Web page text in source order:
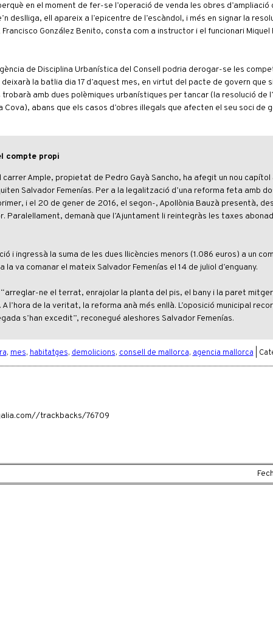
en el moment de fer-se l’operació de venda les obres d’ampliació
ell apareix a l’epicentre de l’escàndol, i més en signar la
González Benito, consta com a instructor i el funcionari Miquel
de Disciplina Urbanística del Consell podria derogar-se les
la batlia dia 17 d’aquest mes, en virtut del pacte de govern que
amb dues polèmiques urbanístiques per tancar (la resolució de
abans que els casos d’obres il·legals que afecten el seu soci de
compte propi
carrer Ample, propietat de Pedro Gayà Sancho, ha afegit un nou capítol
Salvador Femenías. Per a la legalització d’una reforma feta amb
i el 20 de gener de 2016, el segon-, Apol·lònia Bauzà presentà,
Paralel·lament, demanà que l’Ajuntament li reintegràs les taxes
i ingressà la suma de les dues llicències menors (1.086 euros) a un
va comanar el mateix Salvador Femenías el 14 de juliol d’enguany.
ne el terrat, enrajolar la planta del pis, el bany i la paret
l’hora de la veritat, la reforma anà més enllà. L’oposició municipal
s’han excedit”, reconegué aleshores Salvador Femenías.
, mes, habitatges, demolicions, consell de mallorca, agencia mallorca |
trackbacks/76709